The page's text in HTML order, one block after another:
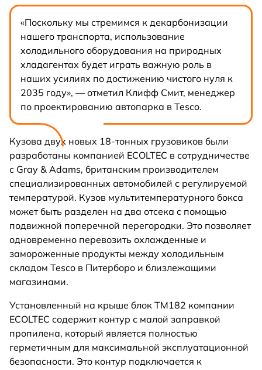
«Поскольку мы стремимся к декарбонизации
нашего транспорта, использование
холодильного оборудования на природных
хладагентах будет играть важную роль в
наших усилиях по достижению чистого нуля к
2035 году», — отметил Клифф Смит, менеджер
по проектированию автопарка в Tesco.
Кузова двух новых 18-тонных грузовиков были
разработаны компанией ECOLTEC в сотрудничестве
с Gray & Adams, британским производителем
специализированных автомобилей с регулируемой
температурой. Кузов мультитемпературного бокса
может быть разделен на два отсека с помощью
подвижной поперечной перегородки. Это позволяет
одновременно перевозить охлажденные и
замороженные продукты между холодильным
складом Tesco в Питерборо и близлежащими
магазинами.
Установленный на крыше блок TM182 компании
ECOLTEC содержит контур с малой заправкой
пропилена, который является полностью
герметичным для максимальной эксплуатационной
безопасности. Это контур подключается к